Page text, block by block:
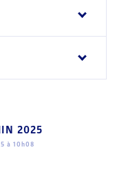
2025
à 10h08